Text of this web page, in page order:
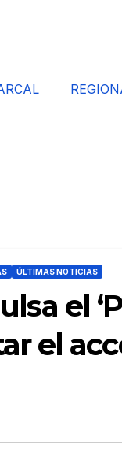
ÚLTIMAS NOTICIAS
el
el